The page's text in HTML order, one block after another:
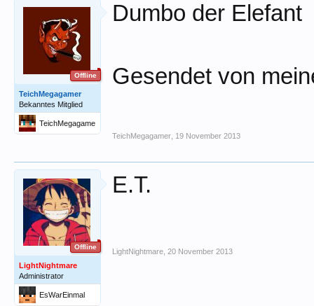
Offline
TeichMegagamer
Bekanntes Mitglied
TeichMegagame
r
Dumbo der Elefant
Gesendet von
TeichMegagamer 19 November 2013
Offline
LightNightmare
Administrator
EsWarEinmal
E.T.
LightNightmare 20 November 2013